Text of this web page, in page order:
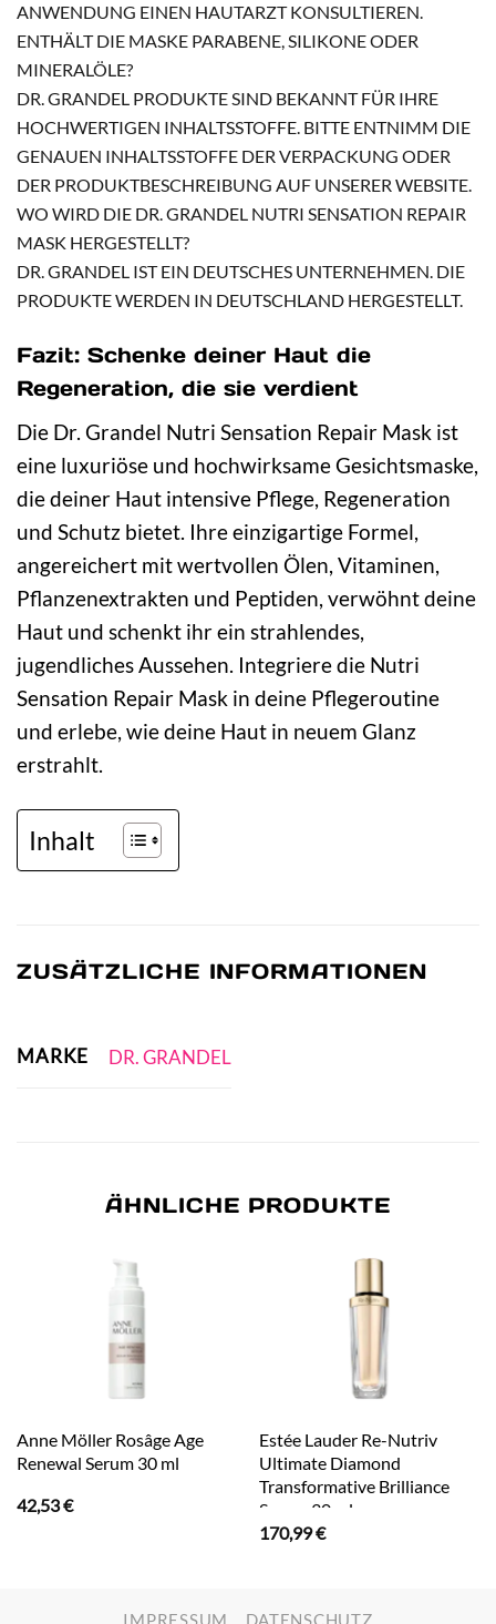
ANWENDUNG EINEN HAUTARZT KONSULTIEREN.
ENTHÄLT DIE MASKE PARABENE, SILIKONE ODER
MINERALÖLE?
DR. GRANDEL PRODUKTE SIND BEKANNT FÜR IHRE
HOCHWERTIGEN INHALTSSTOFFE. BITTE ENTNIMM DIE
GENAUEN INHALTSSTOFFE DER VERPACKUNG ODER
DER PRODUKTBESCHREIBUNG AUF UNSERER WEBSITE.
WO WIRD DIE DR. GRANDEL NUTRI SENSATION REPAIR
MASK HERGESTELLT?
DR. GRANDEL IST EIN DEUTSCHES UNTERNEHMEN. DIE
PRODUKTE WERDEN IN DEUTSCHLAND HERGESTELLT.
Fazit: Schenke deiner Haut die
Regeneration, die sie verdient
Die Dr. Grandel Nutri Sensation Repair Mask ist
eine luxuriöse und hochwirksame Gesichtsmaske,
die deiner Haut intensive Pflege, Regeneration
und Schutz bietet. Ihre einzigartige Formel,
angereichert mit wertvollen Ölen, Vitaminen,
Pflanzenextrakten und Peptiden, verwöhnt deine
Haut und schenkt ihr ein strahlendes,
jugendliches Aussehen. Integriere die Nutri
Sensation Repair Mask in deine Pflegeroutine
und erlebe, wie deine Haut in neuem Glanz
erstrahlt.
Inhalt
ZUSÄTZLICHE INFORMATIONEN
MARKE DR. GRANDEL
ÄHNLICHE PRODUKTE
Anne Möller Rosâge Age
Renewal Serum 30 ml
42,53€
Estée Lauder Re-Nutriv
Ultimate Diamond
Transformative Brilliance
Serum 30 ml
170,99€